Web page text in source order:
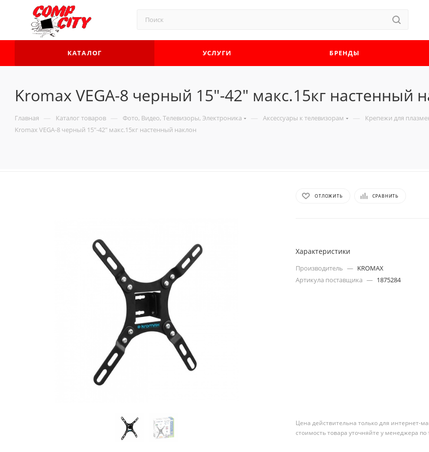
КАТАЛОГ УСЛУГИ БРЕНДЫ
Kromax VEGA-8 черный 15"-42" макс.15кг настенный
Главная — Каталог товаров — Фото, Видео, Телевизоры, Электроника — Аксессуары к телевизорам — Крепежи для
Kromax VEGA-8 черный 15"-42" макс.15кг настенный наклон
ОТЛОЖИТЬ СРАВНИТЬ
Характеристики
Производитель — KROMAX
Артикула поставщика — 1875284
Цена действительна только для интернет-
стоимость товара уточняйте у менеджера по